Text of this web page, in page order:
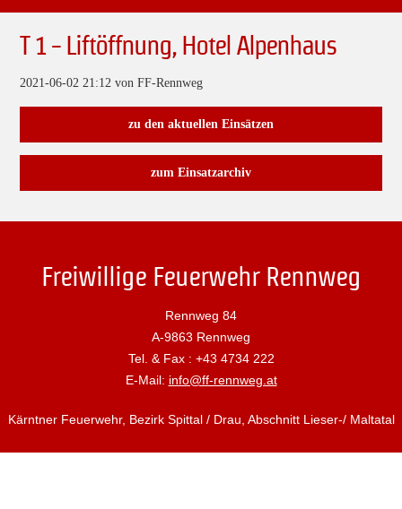
T 1 - Liftöffnung, Hotel Alpenhaus
2021-06-02 21:12 von FF-Rennweg
zu den aktuellen Einsätzen
zum Einsatzarchiv
Freiwillige Feuerwehr Rennweg
Rennweg 84
A-9863 Rennweg
Tel. & Fax : +43 4734 222
E-Mail: info@ff-rennweg.at
Kärntner Feuerwehr, Bezirk Spittal / Drau, Abschnitt Lieser-/ Maltatal